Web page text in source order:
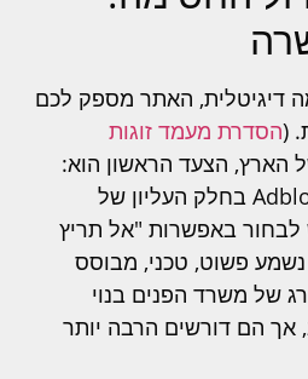
דיגיטלית, האתר מספק לכם
(הסדרת מעמד זוגות
הארץ, הצעד הראשון הוא:
"הקליקו על תוסף ה-Adblock בחלק העליון של
לבחור באפשרות "אל תריץ
פשוט, טכני, מבוסס
של משרד הפנים בנוי
אך הם דורשים הרבה יותר